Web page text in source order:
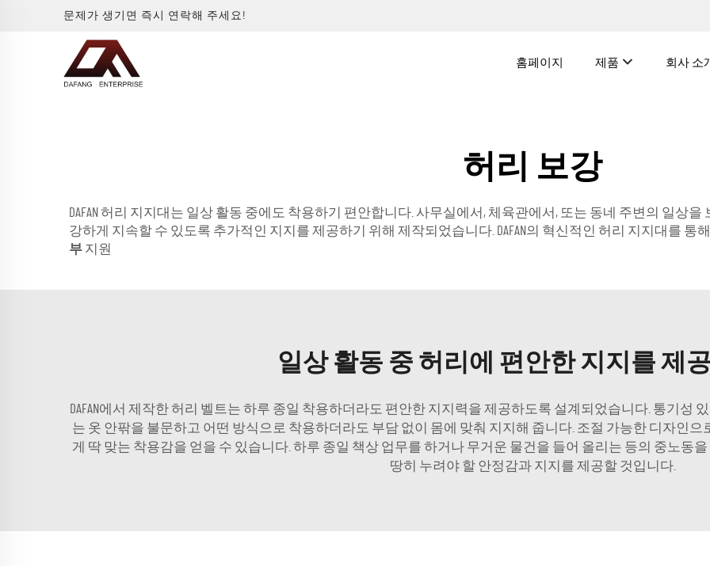
문제가 생기면 즉시 연락해 주세요!
홈페이지 제품 회사 소
허리 보강
DAFAN 허리 지지대는 일상 활동 중에도 착용하기 편안합니다. 사무실에서, 체육관에서, 또는 동네 주변의 일상
강하게 지속할 수 있도록 추가적인 지지를 제공하기 위해 제작되었습니다. DAFAN의 혁신적인 허리 지지대를 통
부 지원
일상 활동 중 허리에 편안한 지지를 제
DAFAN에서 제작한 허리 벨트는 하루 종일 착용하더라도 편안한 지지력을 제공하도록 설계되었습니다. 통기성
는 옷 안팎을 불문하고 어떤 방식으로 착용하더라도 부담 없이 몸에 맞춰 지지해 줍니다. 조절 가능한 디자인으
게 딱 맞는 착용감을 얻을 수 있습니다. 하루 종일 책상 업무를 하거나 무거운 물건을 들어 올리는 등의 중노동을
땅히 누려야 할 안정감과 지지를 제공할 것입니다.